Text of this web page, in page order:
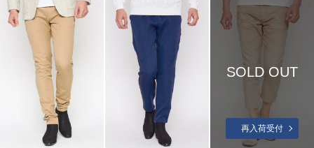
SOLD OUT
再入荷受付